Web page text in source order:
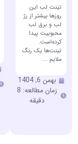
تینت لب این
روزها بیشتر از رژ
لب و برق لب
محبوبیت پیدا
کرده‌است.
تینت‌ها یک رنگ
ملایم ....
بهمن 6, 1404
زمان مطالعه: 8
دقیقه